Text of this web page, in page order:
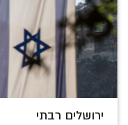
ירושלים רבתי